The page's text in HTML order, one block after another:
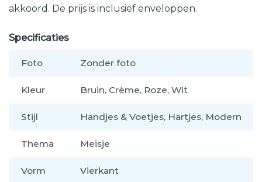
akkoord. De prijs is inclusief enveloppen.
Specificaties
Foto Zonder foto
Kleur Bruin, Crème, Roze, Wit
Stijl Handjes & Voetjes, Hartjes, Modern
Thema Meisje
Vorm Vierkant